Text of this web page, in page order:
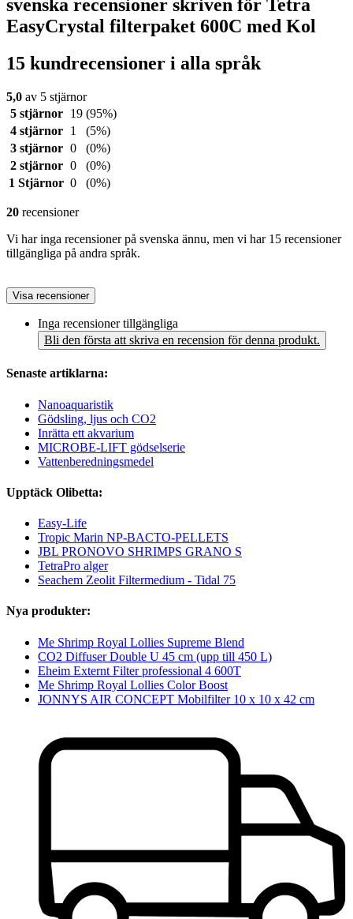
svenska recensioner skriven för Tetra
EasyCrystal filterpaket 600C med Kol
15 kundrecensioner i alla språk
5,0 av 5 stjärnor
5 stjärnor
19 (95%)
4 stjärnor
1
(5%)
3 stjärnor 0
(0%)
2 stjärnor 0
(0%)
1 Stjärnor 0 (0%)
20 recensioner
Vi har inga recensioner på svenska ännu, men vi har 15 recensioner
tillgängliga på andra språk.
Visa recensioner
Inga recensioner tillgängliga
Bli den första att skriva en recension för denna produkt.
Senaste artiklarna:
Nanoaquaristik
Gödsling, ljus och CO2
Inrätta ett akvarium
MICROBE-LIFT gödselserie
Vattenberedningsmedel
Upptäck Olibetta:
Easy-Life
Tropic Marin NP-BACTO-PELLETS
JBL PRONOVO SHRIMPS GRANO S
TetraPro alger
Seachem Zeolit Filtermedium - Tidal 75
Nya produkter:
Me Shrimp Royal Lollies Supreme Blend
CO2 Diffuser Double U 45 cm (upp till 450 L)
Eheim Externt Filter professional 4 600T
Me Shrimp Royal Lollies Color Boost
JONNYS AIR CONCEPT Mobilfilter 10 x 10 x 42 cm